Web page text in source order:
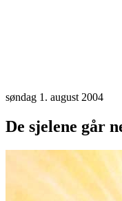
søndag 1. august 2004
De sjelene går